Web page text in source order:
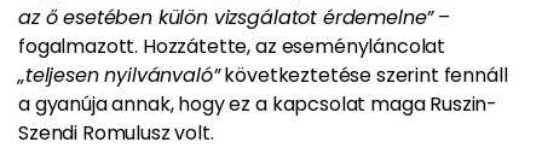
az ő esetében külön vizsgálatot érdemelne”–
fogalmazott. Hozzátette, az eseményláncolat
„teljesen nyilvánvaló”következtetése szerint fennáll
a gyanúja annak, hogy ez a kapcsolat maga Ruszin-
Szendi Romulusz volt.